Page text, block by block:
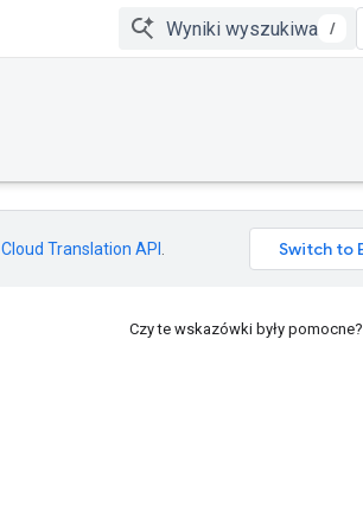
/
Cloud Translation API
Czy te wskazówki były pomocne?